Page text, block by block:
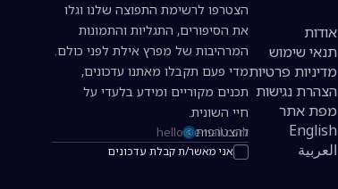
אודות
תנאי שימוש
מדיניות פרטיות
הצהרת נגישות
מפת אתר
English
العربية
הצטרפו לרשימת התפוצה שלנו וגלו
את הסיפורים, התגליות והתמונות
המרהיבות של מפרץ אילת לפני כולם.
מדי פעם תקבלו מאתנו עדכונים,
תכנים מקוריים ומידע בלעדי על
חיי השונית.
כתובת אימייל להרשמה לניוזלטר
אני מאשר/ת קבלת עדכונים
להצטרפות